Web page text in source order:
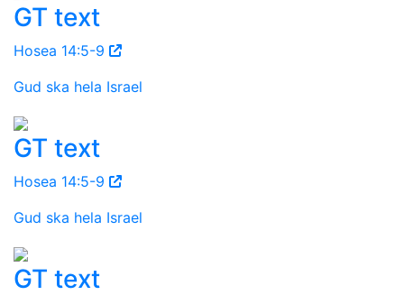
GT text
Hosea 14:5-9
Gud ska hela Israel
GT text
Hosea 14:5-9
Gud ska hela Israel
GT text